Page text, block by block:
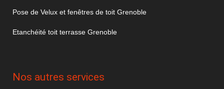
Pose de Velux et fenêtres de toit Grenoble
Etanchéité toit terrasse Grenoble
Nos autres services